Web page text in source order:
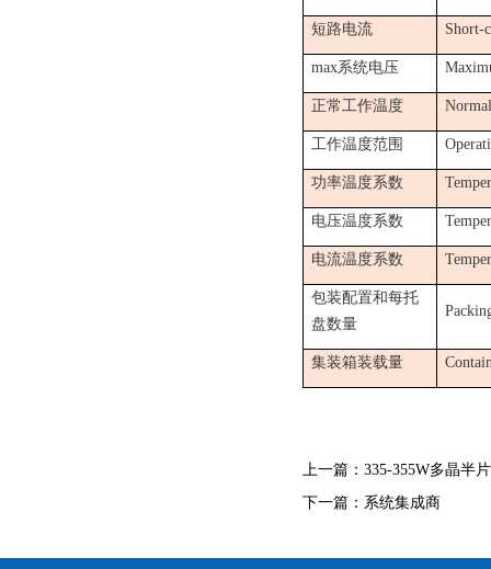
短路电流 Short-
max系统电压
正常工作温度
工作温度范围
功率温度系数
电压温度系数
电流温度系数
包装配置和每托
盘数量
集装箱装载量
上一篇： 335-355W多晶半
下一篇： 系统集成商